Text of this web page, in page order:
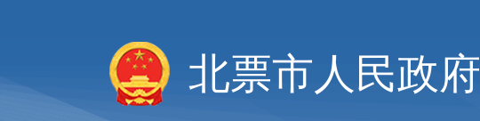
北票市人民政府